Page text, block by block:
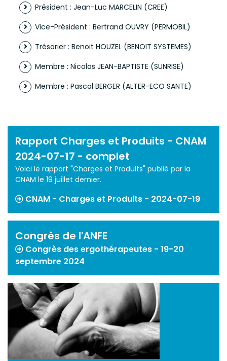
Président : Jean­-Luc MARCELIN (CREE)
Vice-Président : Bertrand OUVRY (PERMOBIL)
Trésorier : Benoit HOUZEL (BENOIT SYSTEMES)
Membre : Nicolas JEAN-BAPTISTE (SUNRISE)
Membre : Pascal BERGER (ALTER-ECO SANTE)
Rapport Charges et Produits - CNAM
2024-07-17 - complet
Voici le rapport "Charges et Produits" publié par la
CNAM le 19 juillet dernier.
CNAM - Charges et Produits - 2024-07-19
Congrès de l'ANFE
Congrès des ergothérapeutes - 19-20
septembre 2024